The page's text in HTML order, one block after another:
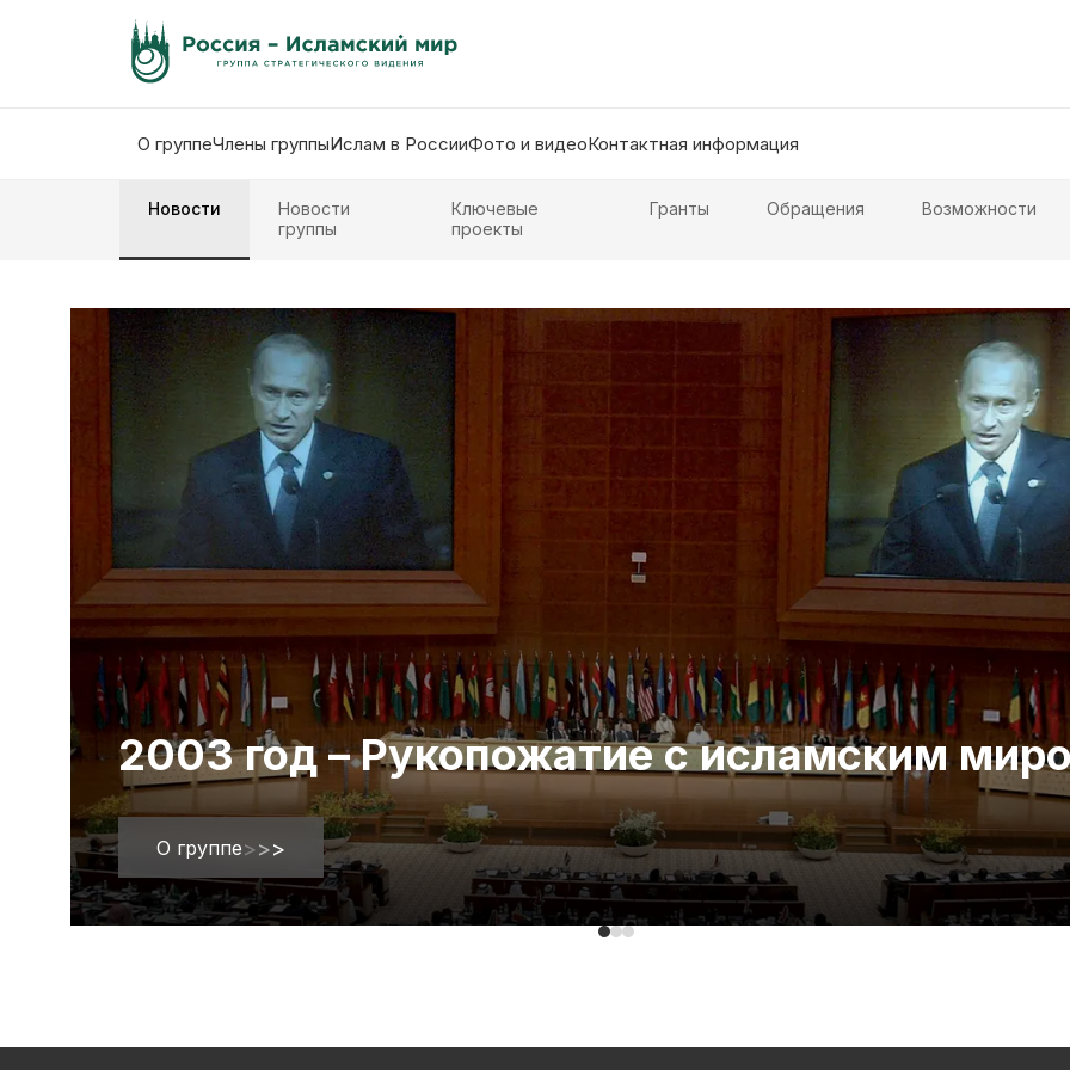
О группеЧлены группыИслам в РоссииФото и видеоКонтактная информация
Новости
Новости
группы
Ключевые
проекты
Гранты Обращения Возможности
2003 год – Рукопожатие с исламским
О группе>>>